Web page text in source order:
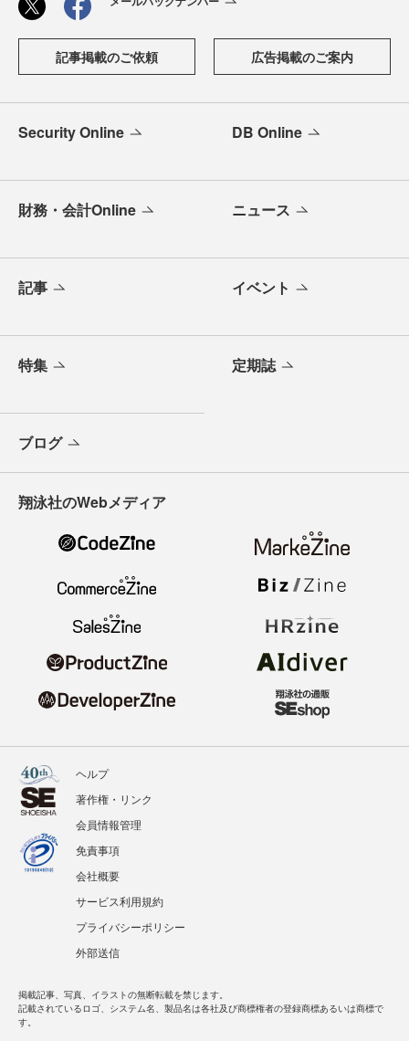
記事掲載のご依頼 広告掲載のご案内
Security Online DB Online
財務・会計Online ニュース
記事 イベント
特集 定期誌
ブログ
翔泳社のWebメディア
ヘルプ
著作権・リンク
会員情報管理
免責事項
会社概要
サービス利用規約
プライバシーポリシー
外部送信
掲載記事、写真、イラストの無断転載を禁じます。
記載されているロゴ、システム名、製品名は各社及び商標権者の登録商標あるいは商標で
す。